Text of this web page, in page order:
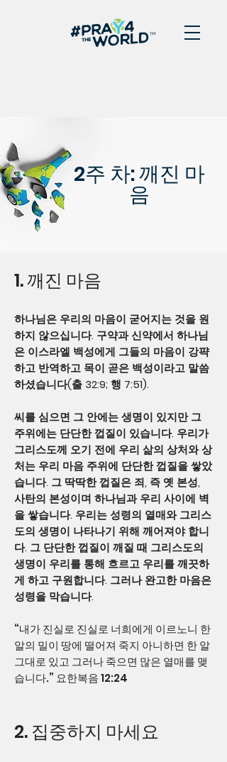
2주 차: 깨진 마
음
1. 깨진 마음
하나님은 우리의 마음이 굳어지는 것을 원
하지 않으십니다. 구약과 신약에서 하나님
은 이스라엘 백성에게 그들의 마음이 강퍅
하고 반역하고 목이 곧은 백성이라고 말씀
하셨습니다(출 32:9; 행 7:51).
씨를 심으면 그 안에는 생명이 있지만 그
주위에는 단단한 껍질이 있습니다. 우리가
그리스도께 오기 전에 우리 삶의 상처와 상
처는 우리 마음 주위에 단단한 껍질을 쌓았
습니다. 그 딱딱한 껍질은 죄, 즉 옛 본성,
사탄의 본성이며 하나님과 우리 사이에 벽
을 쌓습니다. 우리는 성령의 열매와 그리스
도의 생명이 나타나기 위해 깨어져야 합니
다. 그 단단한 껍질이 깨질 때 그리스도의
생명이 우리를 통해 흐르고 우리를 깨끗하
게 하고 구원합니다. 그러나 완고한 마음은
성령을 막습니다.
“내가 진실로 진실로 너희에게 이르노니 한
알의 밀이 땅에 떨어져 죽지 아니하면 한 알
그대로 있고 그러나 죽으면 많은 열매를 맺
습니다.” 요한복음 12:24
2. 집중하지 마세요